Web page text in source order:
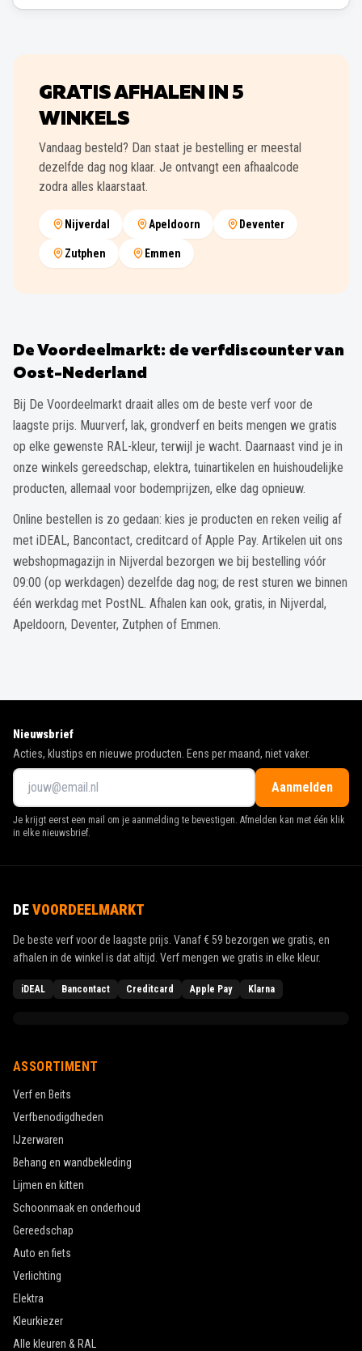
GRATIS AFHALEN IN 5
WINKELS
Vandaag besteld? Dan staat je bestelling er meestal
dezelfde dag nog klaar. Je ontvangt een afhaalcode
zodra alles klaarstaat.
Nijverdal Apeldoorn Deventer
Zutphen Emmen
De Voordeelmarkt: de verfdiscounter van
Oost-Nederland
Bij De Voordeelmarkt draait alles om de beste verf voor de
laagste prijs. Muurverf, lak, grondverf en beits mengen we gratis
op elke gewenste RAL-kleur, terwijl je wacht. Daarnaast vind je in
onze winkels gereedschap, elektra, tuinartikelen en huishoudelijke
producten, allemaal voor bodemprijzen, elke dag opnieuw.
Online bestellen is zo gedaan: kies je producten en reken veilig af
met iDEAL, Bancontact, creditcard of Apple Pay. Artikelen uit ons
webshopmagazijn in Nijverdal bezorgen we bij bestelling vóór
09:00 (op werkdagen) dezelfde dag nog; de rest sturen we binnen
één werkdag met PostNL. Afhalen kan ook, gratis, in Nijverdal,
Apeldoorn, Deventer, Zutphen of Emmen.
Nieuwsbrief
Acties, klustips en nieuwe producten. Eens per maand, niet vaker.
Aanmelden
Je krijgt eerst een mail om je aanmelding te bevestigen. Afmelden kan met één klik
in elke nieuwsbrief.
DEVOORDEELMARKT
De beste verf voor de laagste prijs. Vanaf€ 59 bezorgen we gratis, en
afhalen in de winkel is dat altijd. Verf mengen we gratis in elke kleur.
iDEAL Bancontact Creditcard Apple Pay Klarna
ASSORTIMENT
Verf en Beits
Verfbenodigdheden
IJzerwaren
Behang en wandbekleding
Lijmen en kitten
Schoonmaak en onderhoud
Gereedschap
Auto en fiets
Verlichting
Elektra
Kleurkiezer
Alle kleuren & RAL